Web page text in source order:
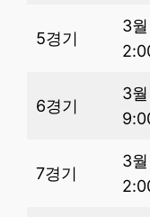
5경기
3
6경기
3
7경기
3